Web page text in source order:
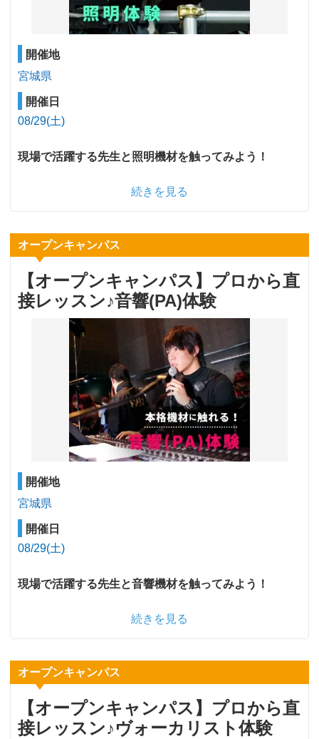
開催地
宮城県
開催日
08/29(土)
現場で活躍する先生と照明機材を触ってみよう！
続きを見る
オープンキャンパス
【オープンキャンパス】プロから直
接レッスン♪音響(PA)体験
開催地
宮城県
開催日
08/29(土)
現場で活躍する先生と音響機材を触ってみよう！
続きを見る
オープンキャンパス
【オープンキャンパス】プロから直
接レッスン♪ヴォーカリスト体験